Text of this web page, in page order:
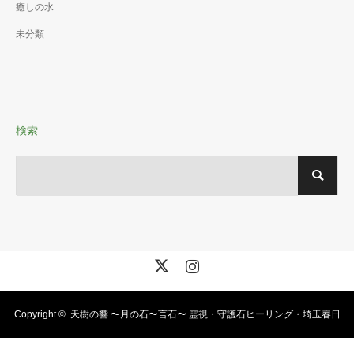
癒しの水
未分類
検索
Copyright © 天樹の響 〜月の石〜言石〜 霊視・守護石ヒーリング・埼玉春日